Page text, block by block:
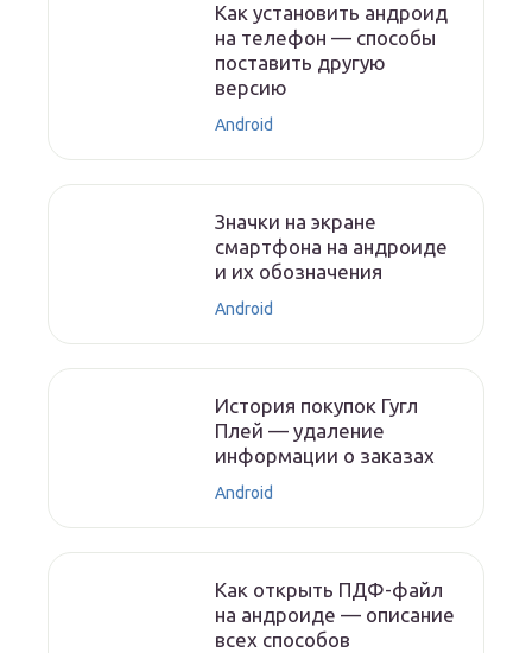
Как установить андроид
на телефон — способы
поставить другую
версию
Android
Значки на экране
смартфона на андроиде
и их обозначения
Android
История покупок Гугл
Плей — удаление
информации о заказах
Android
Как открыть ПДФ-файл
на андроиде — описание
всех способов